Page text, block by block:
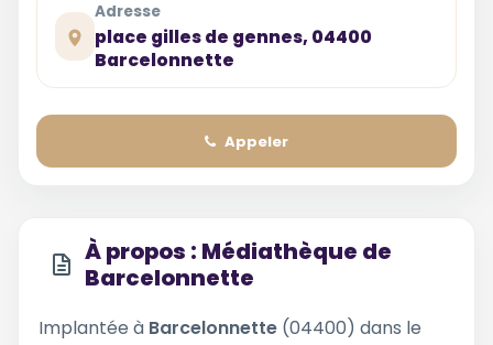
Adresse
place gilles de gennes, 04400
Barcelonnette
Appeler
À propos : Médiathèque de
Barcelonnette
Implantée à Barcelonnette (04400) dans le